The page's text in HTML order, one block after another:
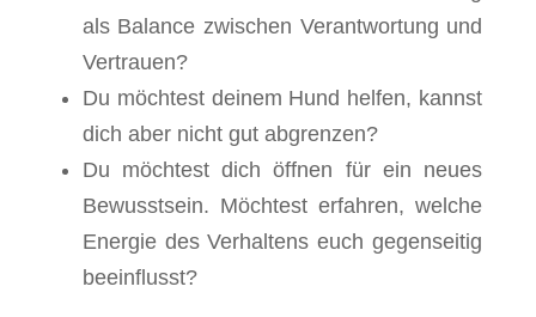
als Balance zwischen Verantwortung und
Vertrauen?
Du möchtest deinem Hund helfen, kannst
dich aber nicht gut abgrenzen?
Du möchtest dich öffnen für ein neues
Bewusstsein. Möchtest erfahren, welche
Energie des Verhaltens euch gegenseitig
beeinflusst?